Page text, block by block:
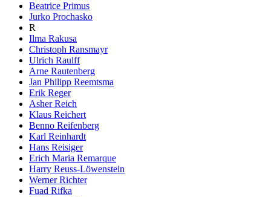
Beatrice Primus
Jurko Prochasko
R
Ilma Rakusa
Christoph Ransmayr
Ulrich Raulff
Arne Rautenberg
Jan Philipp Reemtsma
Erik Reger
Asher Reich
Klaus Reichert
Benno Reifenberg
Karl Reinhardt
Hans Reisiger
Erich Maria Remarque
Harry Reuss-Löwenstein
Werner Richter
Fuad Rifka